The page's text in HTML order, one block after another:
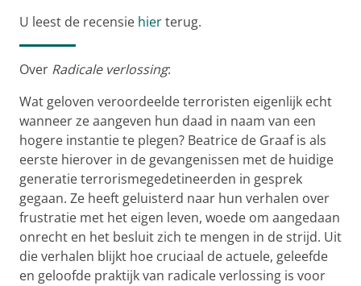
U leest de recensie hierterug.
Over Radicale verlossing:
Wat geloven veroordeelde terroristen eigenlijk echt
wanneer ze aangeven hun daad in naam van een
hogere instantie te plegen? Beatrice de Graaf is als
eerste hierover in de gevangenissen met de huidige
generatie terrorismegedetineerden in gesprek
gegaan. Ze heeft geluisterd naar hun verhalen over
frustratie met het eigen leven, woede om aangedaan
onrecht en het besluit zich te mengen in de strijd. Uit
die verhalen blijkt hoe cruciaal de actuele, geleefde
en geloofde praktijk van radicale verlossing is voor